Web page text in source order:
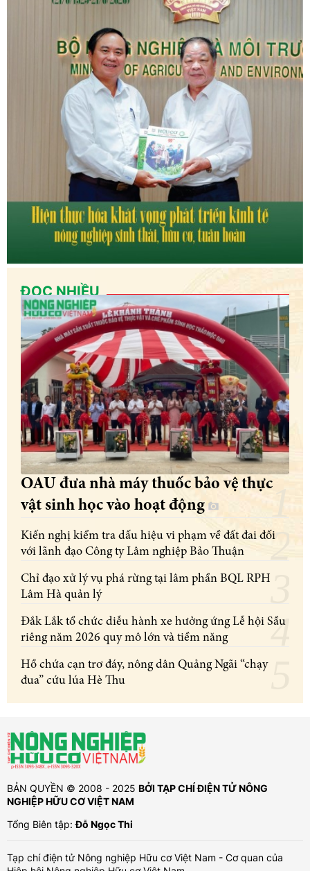
ĐỌC NHIỀU
OAU đưa nhà máy thuốc bảo vệ thực
vật sinh học vào hoạt động
Kiến nghị kiểm tra dấu hiệu vi phạm về đất đai đối
với lãnh đạo Công ty Lâm nghiệp Bảo Thuận
Chỉ đạo xử lý vụ phá rừng tại lâm phần BQL RPH
Lâm Hà quản lý
Đắk Lắk tổ chức diễu hành xe hưởng ứng Lễ hội Sầu
riêng năm 2026 quy mô lớn và tiềm năng
Hồ chứa cạn trơ đáy, nông dân Quảng Ngãi “chạy
đua” cứu lúa Hè Thu
BẢN QUYỀN © 2008 - 2025 BỞI TẠP CHÍ ĐIỆN TỬ NÔNG
NGHIỆP HỮU CƠ VIỆT NAM
Tổng Biên tập:Đỗ Ngọc Thi
Tạp chí điện tử Nông nghiệp Hữu cơ Việt Nam - Cơ quan của